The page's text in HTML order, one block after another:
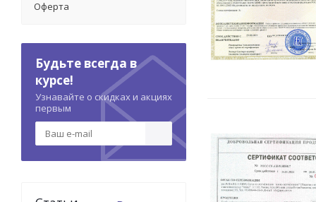
Оферта
Будьте всегда в
курсе!
Узнавайте о скидках и акциях
первым